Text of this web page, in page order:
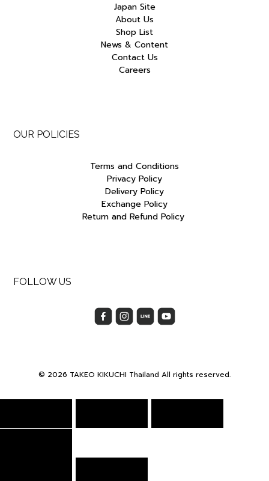
Japan Site
About Us
Shop List
News & Content
Contact Us
Careers
OUR POLICIES
Terms and Conditions
Privacy Policy
Delivery Policy
Exchange Policy
Return and Refund Policy
FOLLOW US
© 2026 TAKEO KIKUCHI Thailand All rights reserved.